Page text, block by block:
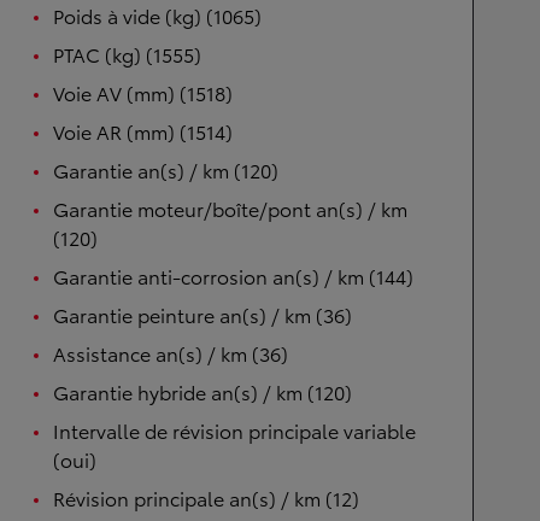
Poids à vide (kg) (1065)
PTAC (kg) (1555)
Voie AV (mm) (1518)
Voie AR (mm) (1514)
Garantie an(s) / km (120)
Garantie moteur/boîte/pont an(s) / km
(120)
Garantie anti-corrosion an(s) / km (144)
Garantie peinture an(s) / km (36)
Assistance an(s) / km (36)
Garantie hybride an(s) / km (120)
Intervalle de révision principale variable
(oui)
Révision principale an(s) / km (12)